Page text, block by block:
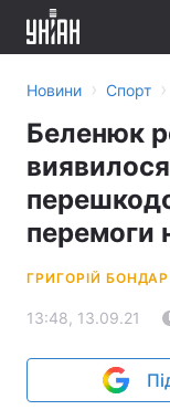
Новини › Спорт ›
Беленюк
перемоги
ГРИГОРІЙ БОНДАР
13:48, 13.09.21